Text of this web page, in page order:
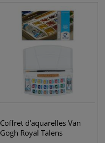
Coffret d'aquarelles Van
Gogh Royal Talens